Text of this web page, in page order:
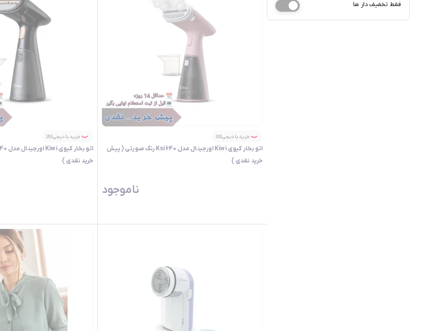
فقط تخفیف دار ها
خرید با دیجی‌کالا
اتو بخار کیوی Kiwi اورجینال مدل Ksi640 رنگ صورتی ( پیش
خرید نقدی )
ناموجود
خرید با دیجی‌کالا
خرید نقدی )